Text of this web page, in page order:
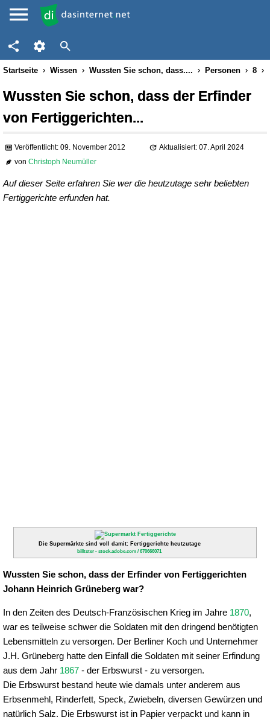
Startseite Wissen Wussten Sie schon, dass.... Personen 8
Wussten Sie schon, dass der Erfinder
von Fertiggerichten...
Veröffentlicht: 09. November 2012
Aktualisiert: 07. April 2024
vonChristoph Neumüller
Auf dieser Seite erfahren Sie wer die heutzutage sehr beliebten
Fertiggerichte erfunden hat.
Die Supermärkte sind voll damit: Fertiggerichte heutzutage
billtster - stock.adobe.com / 670666071
Wussten Sie schon, dass der Erfinder von Fertiggerichten
Johann Heinrich Grüneberg war?
In den Zeiten des Deutsch-Französischen Krieg im Jahre 1870,
war es teilweise schwer die Soldaten mit den dringend benötigten
Lebensmitteln zu versorgen. Der Berliner Koch und Unternehmer
J.H. Grüneberg hatte den Einfall die Soldaten mit seiner Erfindung
aus dem Jahr 1867 - der Erbswurst - zu versorgen.
Die Erbswurst bestand heute wie damals unter anderem aus
Erbsenmehl, Rinderfett, Speck, Zwiebeln, diversen Gewürzen und
natürlich Salz. Die Erbswurst ist in Papier verpackt und kann in